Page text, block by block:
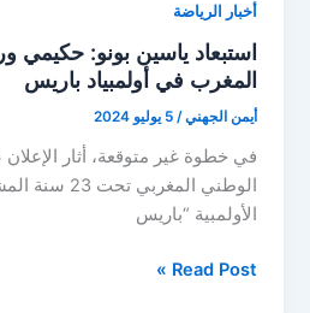
أخبار الرياضة
استبعاد ياسين بونو: حكيمي
المغرب في أولمبياد باريس
أيمن الجهني/5 يوليو 2024
في خطوة غير متوقعة، أثار
الوطني
الأولمبية “باريس
استبعاد
Read Post »